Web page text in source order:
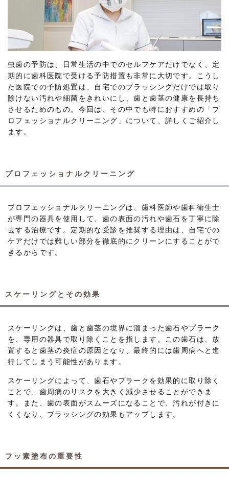
虫歯の予防は、日常生活の中でのセルフケアだけでなく、定
期的に歯科医院で受ける予防措置も非常に大切です。こうし
た医院での予防処置は、自宅でのブラッシングだけでは取り
除けない汚れや細菌をきれいにし、歯と歯茎の健康を長持ち
させるためのもの。今回は、その中でも特におすすめの「プ
ロフェッショナルクリーニング」について、詳しくご紹介し
ます。
プロフェッショナルクリーニング
プロフェッショナルクリーニングは、歯科医師や歯科衛生士
が専門の器具を使用して、歯の表面の汚れや歯石を丁寧に除
去する治療です。定期的な受診を推奨する理由は、自宅での
ケアだけでは難しい部分を徹底的にクリーンにすることがで
きるからです。
スケーリングとその効果
スケーリングは、歯と歯茎の境界に溜まった歯石やプラーク
を、専用の器具で取り除くことを指します。この歯石は、放
置すると歯茎の炎症の原因となり、最終的には歯周病へと進
行してしまう可能性があります。
スケーリングによって、歯石やプラークを効果的に取り除く
ことで、歯周病のリスクを大きく減少させることができま
す。また、歯の表面がスムーズになることで、汚れが付きに
くくなり、ブラッシングの効果もアップします。
フッ素塗布の重要性